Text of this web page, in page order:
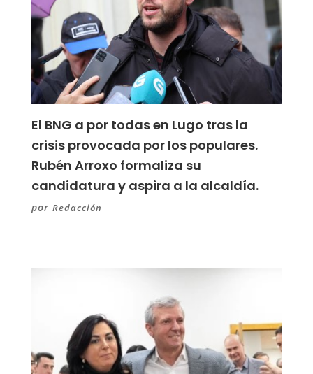
El BNG a por todas en Lugo tras la
crisis provocada por los populares.
Rubén Arroxo formaliza su
candidatura y aspira a la alcaldía.
por Redacción